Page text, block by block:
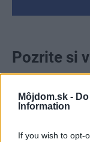
Môjdom.sk -
Information
If you wish to opt-
Pozrite si